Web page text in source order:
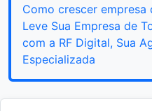
Como crescer empresa
Leve Sua Empresa de
com a RF Digital, Sua
Especializada